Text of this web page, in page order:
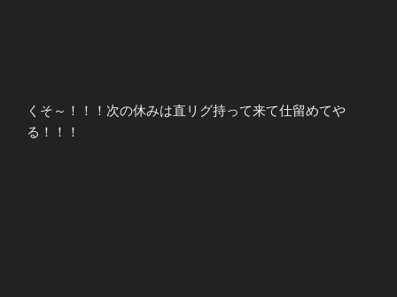
くそ～！！！次の休みは直リグ持って来て仕留めてや
る！！！